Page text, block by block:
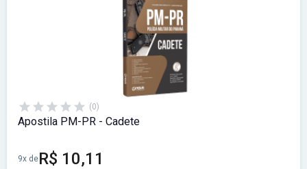
(0)
Apostila PM-PR - Cadete
9x deR$ 10,11